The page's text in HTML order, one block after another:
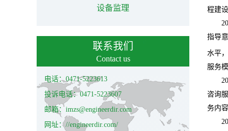
设备监理
联系我们
Contact us
电话：0471-5223613
投诉电话：0471-5223607
邮箱：imzs@engineerdir.com
网址：//engineerdir.com/
程建
指导
水平
服务
咨询
务内